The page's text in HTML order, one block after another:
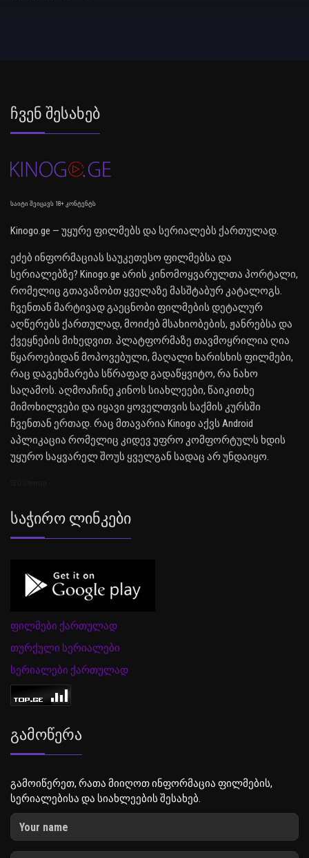
Ჩვენ Შესახებ
საიტი შეიცავს 18+ კონტენტს
Kinogo.ge — უყურე ფილმებს და სერიალებს ქართულად.
ეძებ ინფორმაციას საუკეთესო ფილმებსა და
სერიალებზე? Kinogo.ge არის კინომოყვარულთა პორტალი,
რომელიც გთავაზობთ ყველაზე მასშტაბურ კატალოგს.
ჩვენთან მარტივად გაეცნობი ფილმების დეტალურ
აღწერებს ქართულად, მოიძებ მსახიობების, ჟანრებსა და
ქვეყნების მიხედვით. პლატფორმაზე თავმოყრილია ღია
წყაროებიდან მოპოვებული, მაღალი ხარისხის ფილმები,
რაც დაგეხმარება სწრაფად გადაწყვიტო, რა ნახო
საღამოს. აღმოაჩინე კინოს სიახლეები, წაიკითხე
მიმოხილვები და იყავი ყოველთვის საქმის კურსში
ჩვენთან ერთად. რაც მთავარია Kinogo აქვს Android
აპლიკაცია რომელიც კიდევ უფრო კომფორტულს ხდის
უყურო საყვარელ შოუს ყველგან სადაც არ უნდაიყო.
Საჭირო Ლინკები
ფილმები ქართულად
თურქული სერიალები
სერიალები ქართულად
Გამოწერა
გამოიწერეთ, რათა მიიღოთ ინფორმაცია ფილმების,
სერიალებისა და სიახლეების შესახებ.